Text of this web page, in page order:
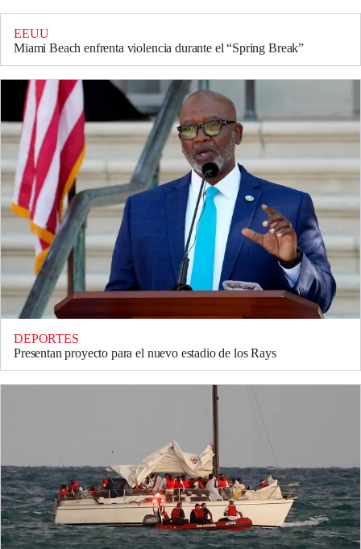
EEUU
Miami Beach enfrenta violencia durante el “Spring Break”
DEPORTES
Presentan proyecto para el nuevo estadio de los Rays